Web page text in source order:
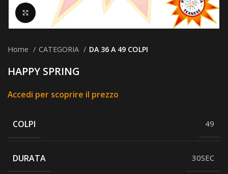
Clicca per ingrandire
Home CATEGORIA DA 36 A 49 COLPI
HAPPY SPRING
Accedi per scoprire il prezzo
COLPI 49
DURATA 30SEC